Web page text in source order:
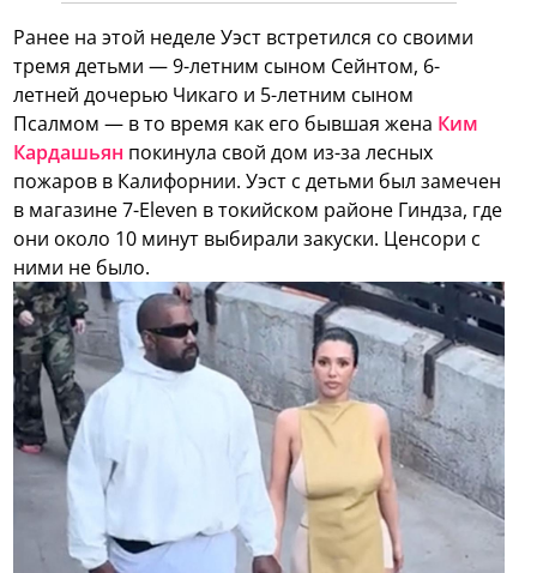
Ранее на этой неделе Уэст встретился со своими
тремя детьми — 9-летним сыном Сейнтом, 6-
летней дочерью Чикаго и 5-летним сыном
Псалмом — в то время как его бывшая жена Ким
Кардашьян покинула свой дом из-за лесных
пожаров в Калифорнии. Уэст с детьми был замечен
в магазине 7-Eleven в токийском районе Гиндза, где
они около 10 минут выбирали закуски. Ценсори с
ними не было.